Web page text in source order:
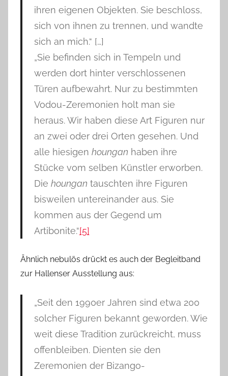
ihren eigenen Objekten. Sie beschloss,
sich von ihnen zu trennen, und wandte
sich an mich.“ […]
„Sie befinden sich in Tempeln und
werden dort hinter verschlossenen
Türen aufbewahrt. Nur zu bestimmten
Vodou-Zeremonien holt man sie
heraus. Wir haben diese Art Figuren nur
an zwei oder drei Orten gesehen. Und
alle hiesigen houngan haben ihre
Stücke vom selben Künstler erworben.
Die houngan tauschten ihre Figuren
bisweilen untereinander aus. Sie
kommen aus der Gegend um
Artibonite.“[5]
Ähnlich nebulös drückt es auch der Begleitband
zur Hallenser Ausstellung aus:
„Seit den 1990er Jahren sind etwa 200
solcher Figuren bekannt geworden. Wie
weit diese Tradition zurückreicht, muss
offenbleiben. Dienten sie den
Zeremonien der Bizango-